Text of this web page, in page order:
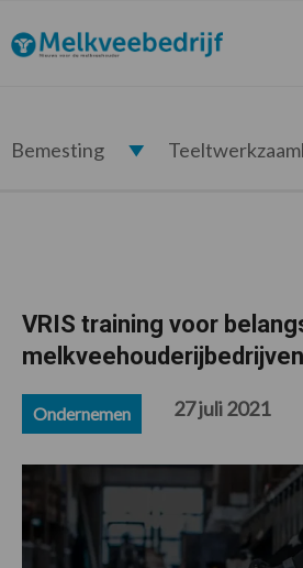
de
hoofdnavigatie
de
hoofd
de
eerste
de
voettekst
Melkveebedrijf.nl
Bemesting
VRIS training voor
melkveehouderijbedrijven
Ondernemen 27 juli 2021